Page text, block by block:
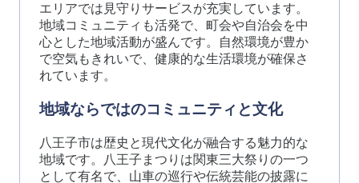
エリアでは見守りサービスが充実しています。
地域コミュニティも活発で、町会や自治会を中
心とした地域活動が盛んです。自然環境が豊か
で空気もきれいで、健康的な生活環境が確保さ
れています。
地域ならではのコミュニティと文化
八王子市は歴史と現代文化が融合する魅力的な
地域です。八王子まつりは関東三大祭りの一つ
として有名で、山車の巡行や伝統芸能の披露に